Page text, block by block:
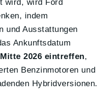
wird, wird Ford
indem
und Ausstattungen
Ankunftsdatum
2026 eintreffen,
Benzinmotoren und
Hybridversionen.